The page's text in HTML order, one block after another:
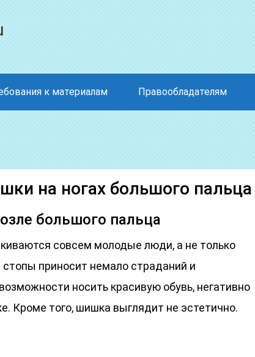
к материалам Правообладателям
на ногах большого пальца
большого пальца
совсем молодые люди, а не только
приносит немало страданий и
носить красивую обувь, негативно
Кроме того, шишка выглядит не эстетично.